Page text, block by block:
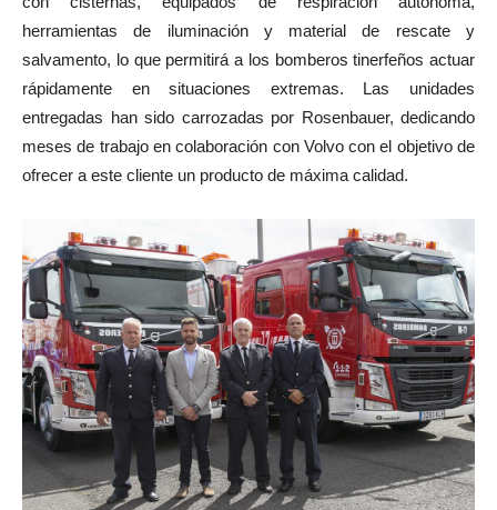
herramientas de iluminación y material de rescate y
salvamento, lo que permitirá a los bomberos tinerfeños actuar
rápidamente en situaciones extremas. Las unidades
entregadas han sido carrozadas por Rosenbauer, dedicando
meses de trabajo en colaboración con Volvo con el objetivo de
ofrecer a este cliente un producto de máxima calidad.